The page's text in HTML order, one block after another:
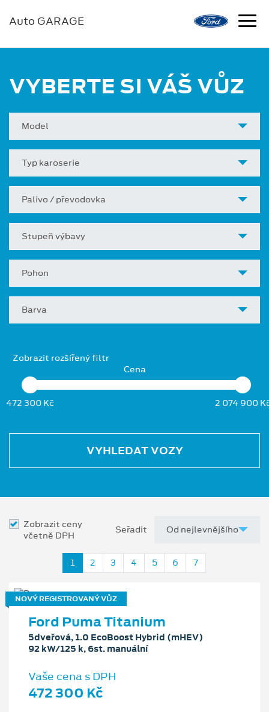
Auto GARAGE
VYBERTE SI VÁŠ VŮZ
Model
Typ karoserie
Palivo / převodovka
Stupeň výbavy
Pohon
Barva
Zobrazit rozšířený filtr
Cena
472 300 Kč 2 074 900
VYHLEDAT VOZY
Zobrazit ceny
včetně DPH
Seřadit
1 2 3 4 5 6 7
NOVÝ REGISTROVANÝ VŮZ
Ford Puma Titanium
5dveřová, 1.0 EcoBoost Hybrid (mHEV)
92 kW/125 k, 6st. manuální
Vaše cena s DPH
472 300 Kč